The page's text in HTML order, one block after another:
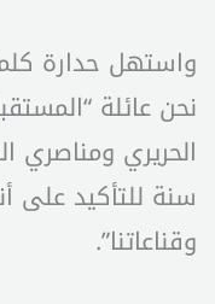
واستهل حدارة
نحن عائلة
الحريري ومناصري
سنة للتأكيد على
وقناعاتنا”.